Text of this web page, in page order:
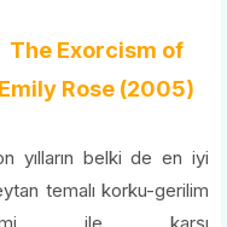
The Exorcism of
Emily Rose (2005)
yılların belki de en iyi
temalı korku-gerilim